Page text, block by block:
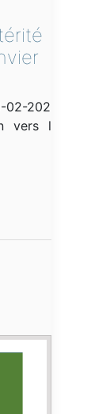
2023
vers la